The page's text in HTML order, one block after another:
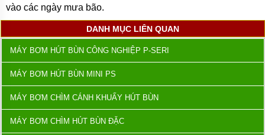
vào các ngày mưa bão.
DANH MỤC LIÊN QUAN
MÁY BƠM HÚT BÙN CÔNG NGHIỆP P-SERI
MÁY BƠM HÚT BÙN MINI PS
MÁY BƠM CHÌM CÁNH KHUẤY HÚT BÙN
MÁY BƠM CHÌM HÚT BÙN ĐẶC